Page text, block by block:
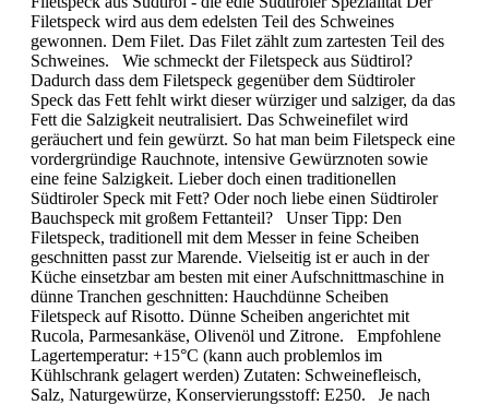
Filetspeck wird aus dem edelsten Teil des Schweines
gewonnen. Dem Filet. Das Filet zählt zum zartesten Teil des
Schweines. Wie schmeckt der Filetspeck aus Südtirol?
Dadurch dass dem Filetspeck gegenüber dem Südtiroler
Speck das Fett fehlt wirkt dieser würziger und salziger, da das
Fett die Salzigkeit neutralisiert. Das Schweinefilet wird
geräuchert und fein gewürzt. So hat man beim Filetspeck eine
vordergründige Rauchnote, intensive Gewürznoten sowie
eine feine Salzigkeit. Lieber doch einen traditionellen
Südtiroler Speck mit Fett? Oder noch liebe einen Südtiroler
Bauchspeck mit großem Fettanteil? Unser Tipp: Den
Filetspeck, traditionell mit dem Messer in feine Scheiben
geschnitten passt zur Marende. Vielseitig ist er auch in der
Küche einsetzbar am besten mit einer Aufschnittmaschine in
dünne Tranchen geschnitten: Hauchdünne Scheiben
Filetspeck auf Risotto. Dünne Scheiben angerichtet mit
Rucola, Parmesankäse, Olivenöl und Zitrone. Empfohlene
Lagertemperatur: +15°C (kann auch problemlos im
Kühlschrank gelagert werden) Zutaten: Schweinefleisch,
Salz, Naturgewürze, Konservierungsstoff: E250. Je nach